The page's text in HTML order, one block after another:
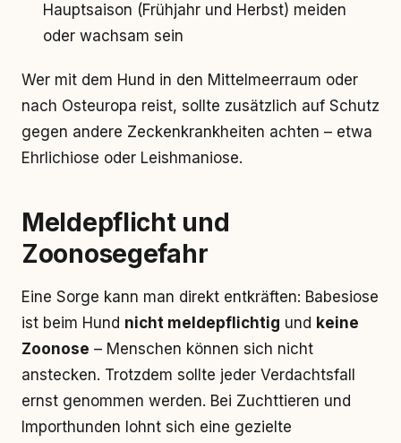
Hauptsaison (Frühjahr und Herbst) meiden
oder wachsam sein
Wer mit dem Hund in den Mittelmeerraum oder
nach Osteuropa reist, sollte zusätzlich auf Schutz
gegen andere Zeckenkrankheiten achten – etwa
Ehrlichiose oder Leishmaniose.
Meldepflicht und
Zoonosegefahr
Eine Sorge kann man direkt entkräften: Babesiose
ist beim Hund nicht meldepflichtig und keine
Zoonose – Menschen können sich nicht
anstecken. Trotzdem sollte jeder Verdachtsfall
ernst genommen werden. Bei Zuchttieren und
Importhunden lohnt sich eine gezielte